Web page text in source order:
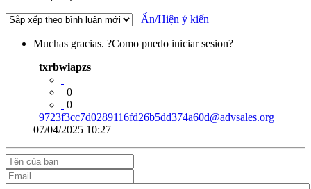
Ẩn/Hiện ý kiến
Muchas gracias. ?Como puedo iniciar sesion?
txrbwiapzs
0
0
9723f3cc7d0289116fd26b5dd374a60d@advsales.org
07/04/2025 10:27